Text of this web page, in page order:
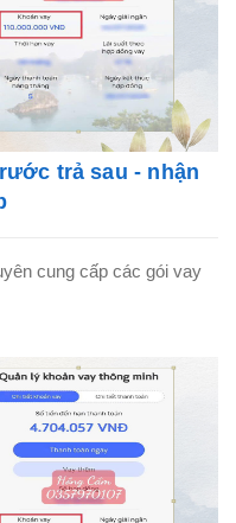
trả sau - nhận
cung cấp các gói vay